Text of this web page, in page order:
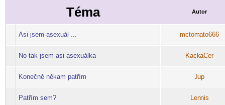
Téma Autor
Asi jsem asexuál ... mctomato666
No tak jsem asi asexuálka KackaCer
Konečně někam patřím Jup
Patřím sem? Lennis